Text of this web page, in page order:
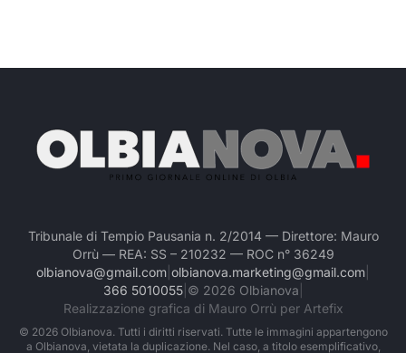
Tribunale di Tempio Pausania n. 2/2014 — Direttore: Mauro
Orrù — REA: SS – 210232 — ROC n° 36249
olbianova@gmail.com olbianova.marketing@gmail.com
366 5010055| © 2026 Olbianova
Realizzazione grafica di Mauro Orrù per Artefix
© 2026Olbianova. Tutti i diritti riservati. Tutte le immagini appartengono
a Olbianova, vietata la duplicazione. Nel caso, a titolo esemplificativo,